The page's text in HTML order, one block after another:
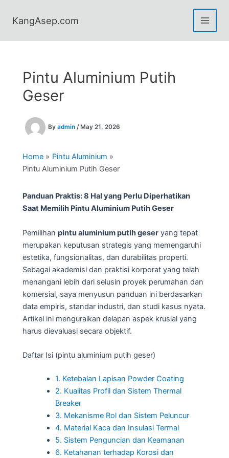
KangAsep.com
Pintu Aluminium Putih
Geser
By admin / May 21, 2026
Home
Pintu Aluminium
Pintu Aluminium Putih Geser
Panduan Praktis: 8 Hal yang Perlu Diperhatikan
Saat Memilih Pintu Aluminium Putih Geser
Pemilihan pintu aluminium putih geser yang tepat
merupakan keputusan strategis yang memengaruhi
estetika, fungsionalitas, dan durabilitas properti.
Sebagai akademisi dan praktisi korporat yang telah
menangani lebih dari selusin proyek perumahan dan
komersial, saya menyusun panduan ini berdasarkan
data empiris, standar industri, dan studi kasus nyata.
Artikel ini menguraikan delapan aspek krusial yang
harus dievaluasi secara objektif.
Daftar Isi (pintu aluminium putih geser)
1. Ketebalan Lapisan Powder Coating
2. Kualitas Profil dan Sistem Thermal
Breaker
3. Mekanisme Rol dan Sistem Peluncur
4. Material Kaca dan Insulasi Termal
5. Sistem Penguncian dan Keamanan
6. Ketahanan terhadap Korosi dan